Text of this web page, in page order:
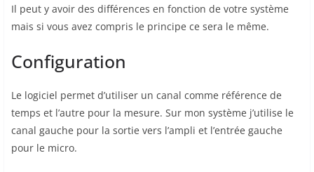
Il peut y avoir des différences en fonction de votre système
mais si vous avez compris le principe ce sera le même.
Configuration
Le logiciel permet d’utiliser un canal comme référence de
temps et l’autre pour la mesure. Sur mon système j’utilise le
canal gauche pour la sortie vers l’ampli et l’entrée gauche
pour le micro.